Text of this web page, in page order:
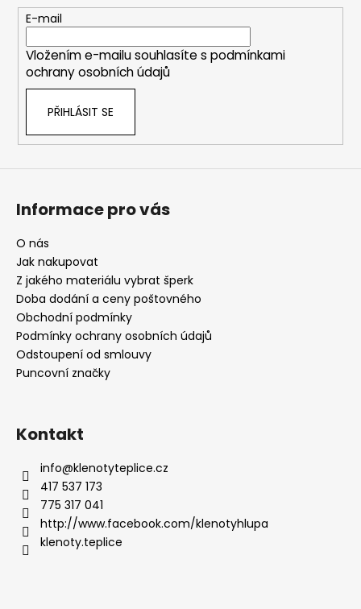
E-mail
Vložením e-mailu souhlasíte s podmínkami
ochrany osobních údajů
PŘIHLÁSIT SE
Informace pro vás
O nás
Jak nakupovat
Z jakého materiálu vybrat šperk
Doba dodání a ceny poštovného
Obchodní podmínky
Podmínky ochrany osobních údajů
Odstoupení od smlouvy
Puncovní značky
Kontakt
info@klenotyteplice.cz
417 537 173
775 317 041
http://www.facebook.com/klenotyhlupa
klenoty.teplice